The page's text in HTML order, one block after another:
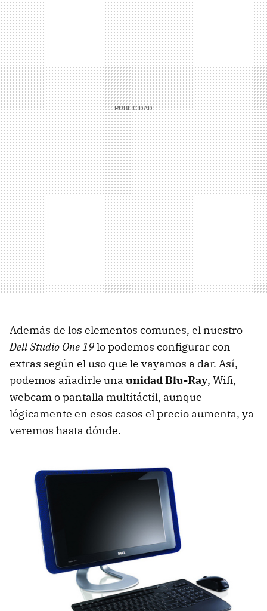
Además de los elementos comunes, el nuestro
Dell Studio One 19lo podemos configurar con
extras según el uso que le vayamos a dar. Así,
podemos añadirle una unidad Blu-Ray, Wifi,
webcam o pantalla multitáctil, aunque
lógicamente en esos casos el precio aumenta, ya
veremos hasta dónde.